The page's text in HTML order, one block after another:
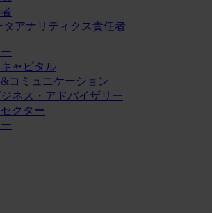
タアナリティクス責任者
ャピタル
コミュニケーション
ネス・アドバイザリー
クター